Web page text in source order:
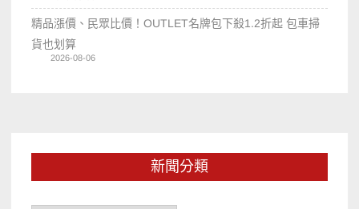
精品漲價、民眾比價！OUTLET名牌包下殺1.2折起 包車掃
貨也划算
2026-08-06
新聞分類